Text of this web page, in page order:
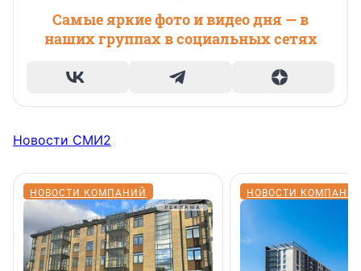
Самые яркие фото и видео дня — в
наших группах в социальных сетях
Новости СМИ2
НОВОСТИ КОМПАНИЙ НОВОСТИ